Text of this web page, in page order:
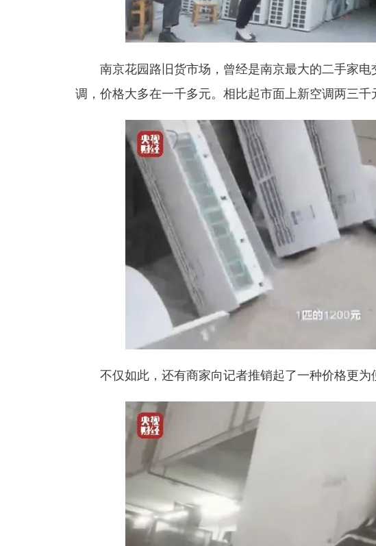
南京花园路旧货市场，曾经是南京最大的二手家
调， 价格大多在一千多元。相比起市面上新空调两三千
不仅如此，还有商家向记者推销起了一种价格更